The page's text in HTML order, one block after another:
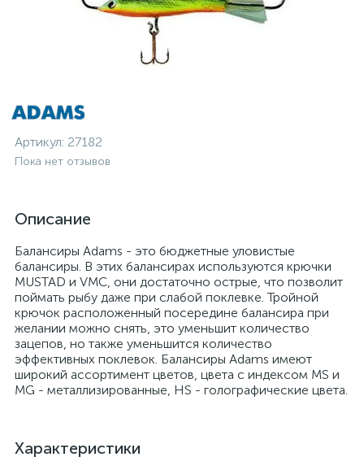
Артикул: 27182
Пока нет отзывов
Описание
Балансиры Adams - это бюджетные уловистые
балансиры. В этих балансирах используются крючки
MUSTAD и VMC, они достаточно острые, что позволит
поймать рыбу даже при слабой поклевке. Тройной
крючок расположенный посередине балансира при
желании можно снять, это уменьшит количество
зацепов, но также уменьшится количество
эффективных поклевок. Балансиры Adams имеют
широкий ассортимент цветов, цвета с индексом MS и
MG - металлизированные, HS - голографические цвета.
Характеристики